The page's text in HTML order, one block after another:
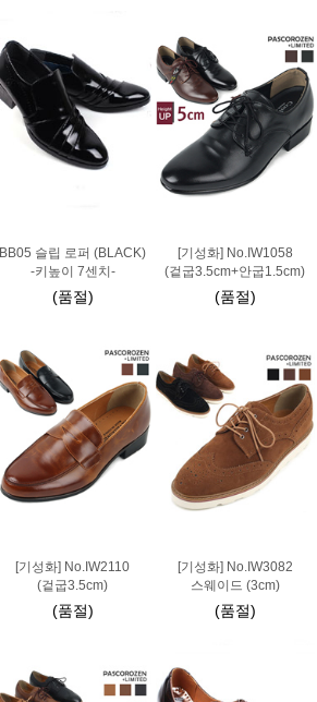
BB05 슬립 로퍼 (BLACK)
-키높이 7센치-
(품절)
[기성화] No.IW1058
(겉굽3.5cm+안굽1.5cm)
(품절)
[기성화] No.IW2110
(겉굽3.5cm)
(품절)
[기성화] No.IW3082
스웨이드 (3cm)
(품절)